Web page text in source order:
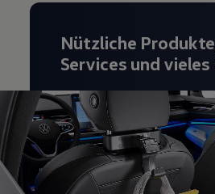
Nützliche
Services und